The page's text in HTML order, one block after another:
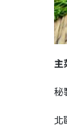
主
秘
北